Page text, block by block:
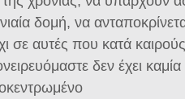
δομή, να
σε αυτές που κατά
δεν έχει